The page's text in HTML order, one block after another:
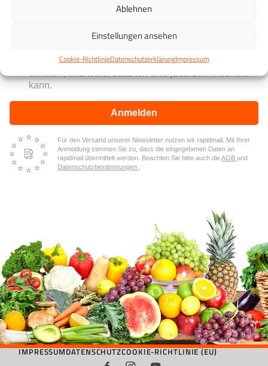
Ablehnen
Einstellungen ansehen
Cookie-RichtlinieDatenschutzerklärungImpressum
Daten genutzt werden, um E-Mails der Stiftung zu
erhalten, und weiß, dass ich dies jederzeit widerrufen
kann.
Anmelden
Für den Versand unserer Newsletter nutzen wir rapidmail. Mit Ihrer
Anmeldung stimmen Sie zu, dass die eingegebenen Daten an
rapidmail übermittelt werden. Beachten Sie bitte auch dieAGBund
Datenschutzbestimmungen
IMPRESSUMDATENSCHUTZCOOKIE-RICHTLINIE (EU)